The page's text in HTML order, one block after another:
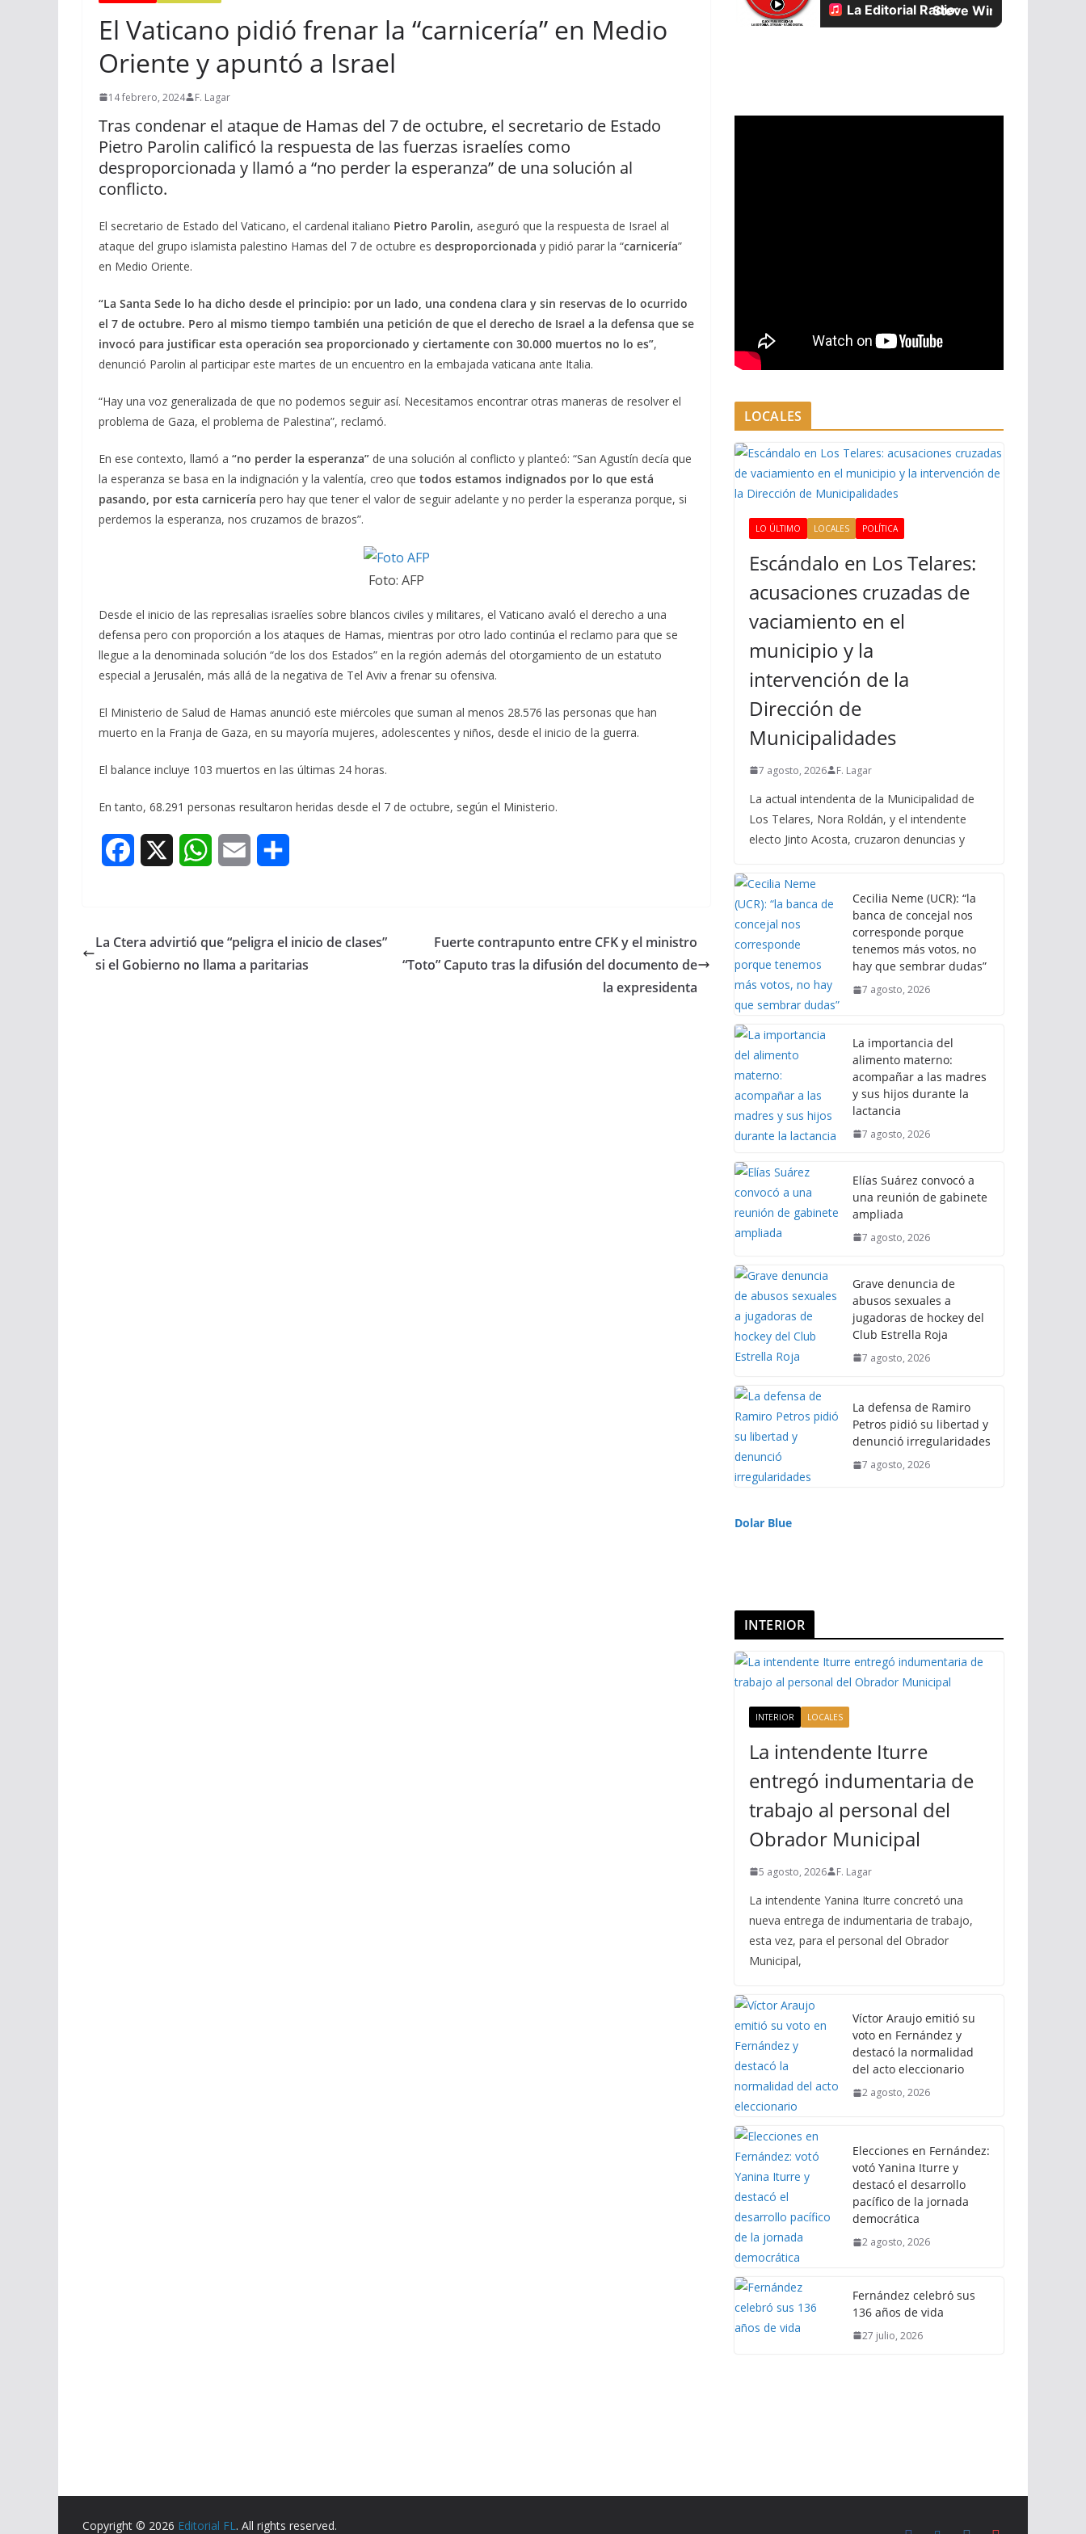
El Vaticano pidió frenar la “carnicería” en Medio
Oriente y apuntó a Israel
14 febrero, 2024 F. Lagar
Tras condenar el ataque de Hamas del 7 de octubre, el secretario de Estado
Pietro Parolin calificó la respuesta de las fuerzas israelíes como
desproporcionada y llamó a “no perder la esperanza” de una solución al
conflicto.
El secretario de Estado del Vaticano, el cardenal italiano Pietro Parolin, aseguró que la respuesta de Israel al
ataque del grupo islamista palestino Hamas del 7 de octubre es desproporcionada y pidió parar la “carnicería”
en Medio Oriente.
“La Santa Sede lo ha dicho desde el principio: por un lado, una condena clara y sin reservas de lo ocurrido
el 7 de octubre. Pero al mismo tiempo también una petición de que el derecho de Israel a la defensa que se
invocó para justificar esta operación sea proporcionado y ciertamente con 30.000 muertos no lo es”,
denunció Parolin al participar este martes de un encuentro en la embajada vaticana ante Italia.
“Hay una voz generalizada de que no podemos seguir así. Necesitamos encontrar otras maneras de resolver el
problema de Gaza, el problema de Palestina”, reclamó.
En ese contexto, llamó a “no perder la esperanza” de una solución al conflicto y planteó: “San Agustín decía que
la esperanza se basa en la indignación y la valentía, creo que todos estamos indignados por lo que está
pasando, por esta carnicería pero hay que tener el valor de seguir adelante y no perder la esperanza porque, si
perdemos la esperanza, nos cruzamos de brazos”.
Foto: AFP
Desde el inicio de las represalias israelíes sobre blancos civiles y militares, el Vaticano avaló el derecho a una
defensa pero con proporción a los ataques de Hamas, mientras por otro lado continúa el reclamo para que se
llegue a la denominada solución “de los dos Estados” en la región además del otorgamiento de un estatuto
especial a Jerusalén, más allá de la negativa de Tel Aviv a frenar su ofensiva.
El Ministerio de Salud de Hamas anunció este miércoles que suman al menos 28.576 las personas que han
muerto en la Franja de Gaza, en su mayoría mujeres, adolescentes y niños, desde el inicio de la guerra.
El balance incluye 103 muertos en las últimas 24 horas.
En tanto, 68.291 personas resultaron heridas desde el 7 de octubre, según el Ministerio.
e
W
t
i
r
La Ctera advirtió que “peligra el inicio de clases”
si el Gobierno no llama a paritarias
Fuerte contrapunto entre CFK y el ministro
“Toto” Caputo tras la difusión del documento de
la expresidenta
LOCALES
LO ÚLTIMO LOCALES POLÍTICA
Escándalo en Los Telares:
acusaciones cruzadas de
vaciamiento en el
municipio y la
intervención de la
Dirección de
Municipalidades
7 agosto, 2026 F. Lagar
La actual intendenta de la Municipalidad de
Los Telares, Nora Roldán, y el intendente
electo Jinto Acosta, cruzaron denuncias y
Cecilia Neme (UCR): “la
banca de concejal nos
corresponde porque
tenemos más votos, no
hay que sembrar dudas”
7 agosto, 2026
La importancia del
alimento materno:
acompañar a las madres
y sus hijos durante la
lactancia
7 agosto, 2026
Elías Suárez convocó a
una reunión de gabinete
ampliada
7 agosto, 2026
Grave denuncia de
abusos sexuales a
jugadoras de hockey del
Club Estrella Roja
7 agosto, 2026
La defensa de Ramiro
Petros pidió su libertad y
denunció irregularidades
7 agosto, 2026
Dolar Blue
INTERIOR
INTERIOR LOCALES
La intendente Iturre
entregó indumentaria de
trabajo al personal del
Obrador Municipal
5 agosto, 2026 F. Lagar
La intendente Yanina Iturre concretó una
nueva entrega de indumentaria de trabajo,
esta vez, para el personal del Obrador
Municipal,
Víctor Araujo emitió su
voto en Fernández y
destacó la normalidad
del acto eleccionario
2 agosto, 2026
Elecciones en Fernández:
votó Yanina Iturre y
destacó el desarrollo
pacífico de la jornada
democrática
2 agosto, 2026
Fernández celebró sus
136 años de vida
27 julio, 2026
Copyright © 2026 Editorial FL. All rights reserved.